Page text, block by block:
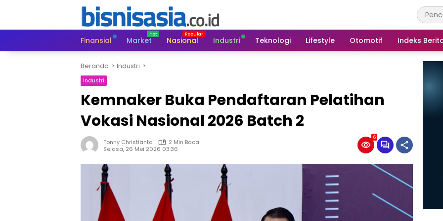
Finansial
Market Nasional Industri Teknologi Lifestyle Otomotif Indeks
Beranda Industri
Industri
Kemnaker Buka Pendaftaran Pelatihan
Vokasi Nasional 2026 Batch 2
Tonny Christianto
2 Min Baca
Selasa, 26 Mei 2026 03:36
6